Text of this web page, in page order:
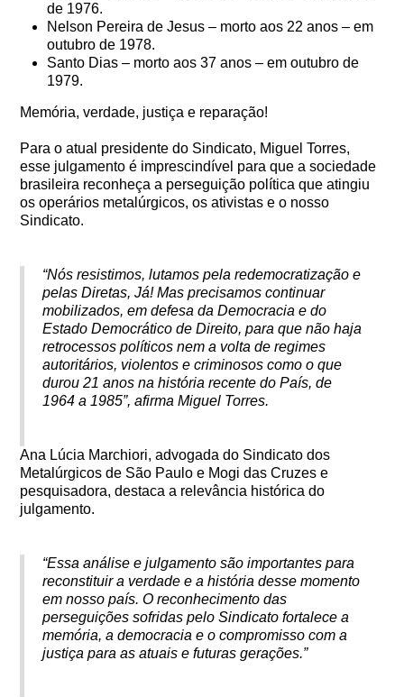
de 1976.
Nelson Pereira de Jesus – morto aos 22 anos – em
outubro de 1978.
Santo Dias – morto aos 37 anos – em outubro de
1979.
Memória, verdade, justiça e reparação!
Para o atual presidente do Sindicato, Miguel Torres,
esse julgamento é imprescindível para que a sociedade
brasileira reconheça a perseguição política que atingiu
os operários metalúrgicos, os ativistas e o nosso
Sindicato.
“Nós resistimos, lutamos pela redemocratização e
pelas Diretas, Já! Mas precisamos continuar
mobilizados, em defesa da Democracia e do
Estado Democrático de Direito, para que não haja
retrocessos políticos nem a volta de regimes
autoritários, violentos e criminosos como o que
durou 21 anos na história recente do País, de
1964 a 1985”, afirma Miguel Torres.
Ana Lúcia Marchiori, advogada do Sindicato dos
Metalúrgicos de São Paulo e Mogi das Cruzes e
pesquisadora, destaca a relevância histórica do
julgamento.
“Essa análise e julgamento são importantes para
reconstituir a verdade e a história desse momento
em nosso país. O reconhecimento das
perseguições sofridas pelo Sindicato fortalece a
memória, a democracia e o compromisso com a
justiça para as atuais e futuras gerações.”